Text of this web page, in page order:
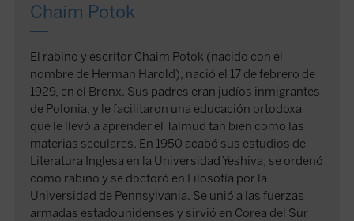
Chaim Potok
El rabino y escritor Chaim Potok (nacido con el
nombre de Herman Harold), nació el 17 de febrero de
1929, en el Bronx. Sus padres eran judíos inmigrantes
de Polonia, y le facilitaron una educación ortodoxa
que le llevó a aprender el Talmud tan bien como las
materias seculares. En 1950 acabó sus estudios de
Literatura Inglesa en la Universidad Yeshiva, se ordenó
como rabino y se doctoró en Filosofía por la
Universidad de Pennsylvania. Se unió a las fuerzas
armadas estadounidenses y sirvió en Corea del Sur